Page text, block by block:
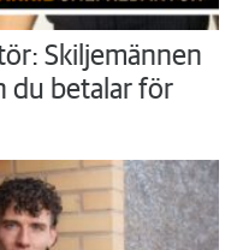
Skiljemännen
du betalar för